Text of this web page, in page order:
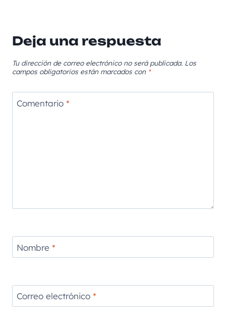
Deja una respuesta
Tu dirección de correo electrónico no será publicada. Los
campos obligatorios están marcados con *
Comentario *
Nombre *
Correo electrónico *